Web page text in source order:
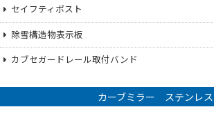
セイフティポスト
除雪構造物表示板
カブセガードレール取付バンド
カーブミラー ステンレス